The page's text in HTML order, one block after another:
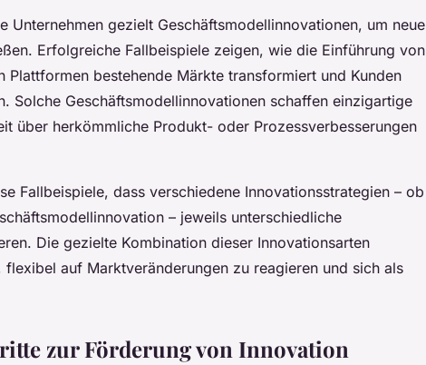
Unternehmen gezielt Geschäftsmodellinnovationen, um neue
Erfolgreiche Fallbeispiele zeigen, wie die Einführung von
bestehende Märkte transformiert und Kunden
Solche Geschäftsmodellinnovationen schaffen einzigartige
über herkömmliche Produkt- oder Prozessverbesserungen
Fallbeispiele, dass verschiedene Innovationsstrategien – ob
– jeweils unterschiedliche
Die gezielte Kombination dieser Innovationsarten
auf Marktveränderungen zu reagieren und sich als
zur Förderung von Innovation